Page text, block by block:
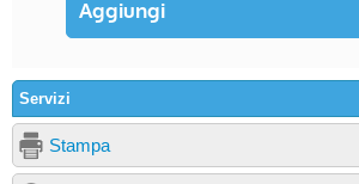
Servizi
Stampa